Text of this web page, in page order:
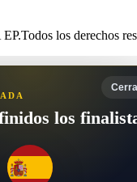
los derechos
los